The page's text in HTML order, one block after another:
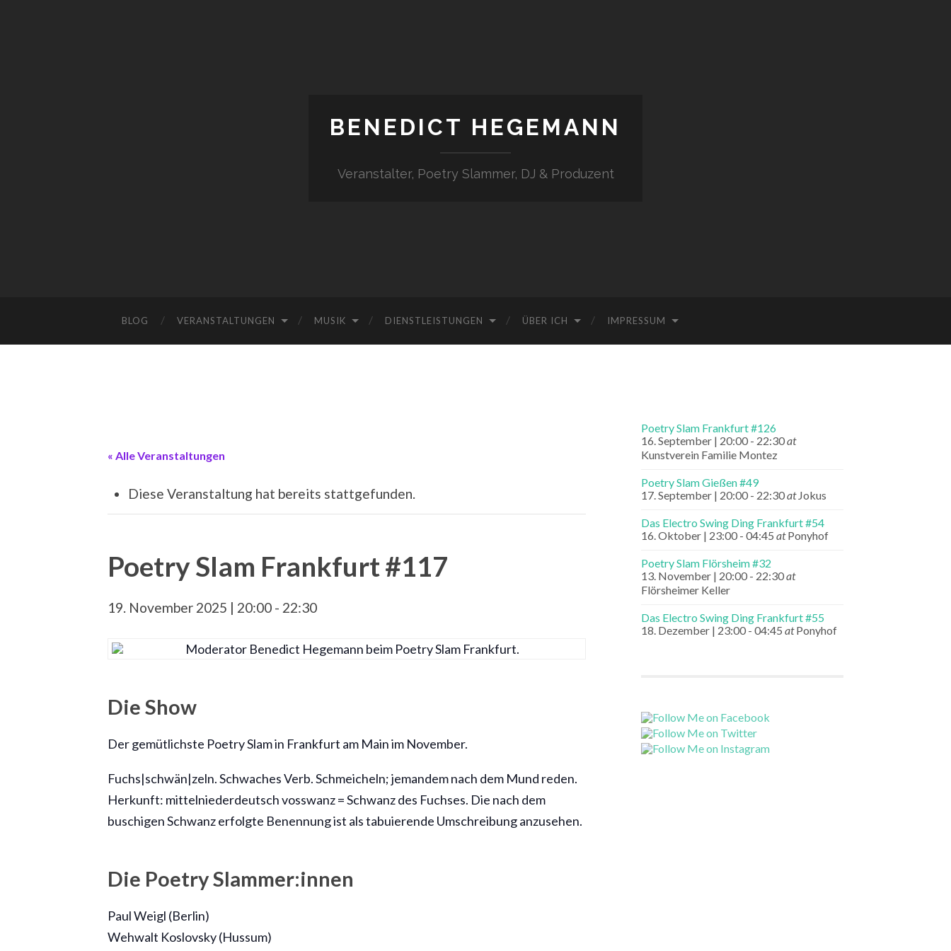
BENEDICT HEGEMANN
Veranstalter, Poetry Slammer, DJ & Produzent
BLOG VERANSTALTUNGEN MUSIK DIENSTLEISTUNGEN ÜBER ICH IMPRESSUM
« Alle Veranstaltungen
Diese Veranstaltung hat bereits stattgefunden.
Poetry Slam Frankfurt #117
19. November 2025 | 20:00 - 22:30
Die Show
Der gemütlichste Poetry Slam in Frankfurt am Main im November.
Fuchs|schwän|zeln. Schwaches Verb. Schmeicheln; jemandem nach dem Mund reden.
Herkunft: mittelniederdeutsch vosswanz = Schwanz des Fuchses. Die nach dem
buschigen Schwanz erfolgte Benennung ist als tabuierende Umschreibung anzusehen.
Die Poetry Slammer:innen
Paul Weigl (Berlin)
Wehwalt Koslovsky (Hussum)
Poetry Slam Frankfurt #126
16. September | 20:00 - 22:30at
Kunstverein Familie Montez
Poetry Slam Gießen #49
17. September | 20:00 - 22:30at Jokus
Das Electro Swing Ding Frankfurt #54
16. Oktober | 23:00 - 04:45 atPonyhof
Poetry Slam Flörsheim #32
13. November | 20:00 - 22:30at
Flörsheimer Keller
Das Electro Swing Ding Frankfurt #55
18. Dezember | 23:00 - 04:45 atPonyhof